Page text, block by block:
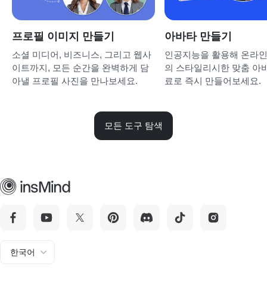
프로필 이미지 만들기
소셜 미디어, 비즈니스, 그리고 웹사
이트까지, 모든 순간을 완벽하게 담
아낼 프로필 사진을 만나보세요.
아바타 만들기
인공지능을 활용해 온라
의 스타일리시한 맞춤 아
료로 즉시 만들어보세요.
모든 도구 탐색
한국어